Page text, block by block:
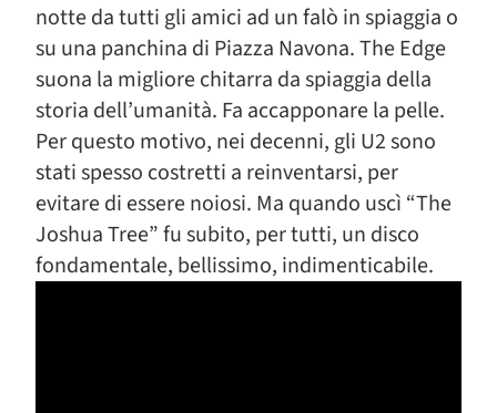
notte da tutti gli amici ad un falò in spiaggia o
su una panchina di Piazza Navona. The Edge
suona la migliore chitarra da spiaggia della
storia dell’umanità. Fa accapponare la pelle.
Per questo motivo, nei decenni, gli U2 sono
stati spesso costretti a reinventarsi, per
evitare di essere noiosi. Ma quando uscì “The
Joshua Tree” fu subito, per tutti, un disco
fondamentale, bellissimo, indimenticabile.